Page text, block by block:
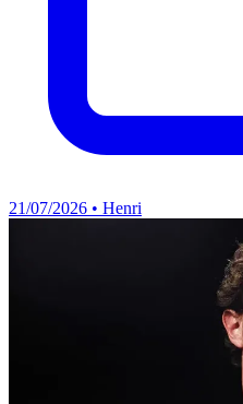
21/07/2026 • Henri